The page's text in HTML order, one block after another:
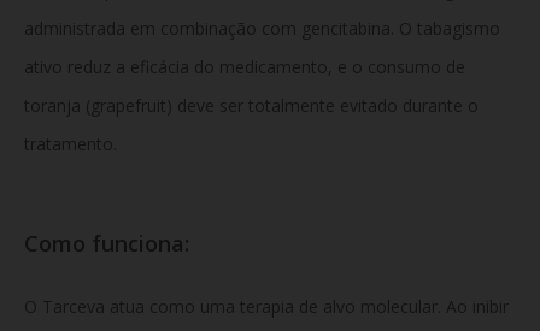
administrada em combinação com gencitabina. O tabagismo
ativo reduz a eficácia do medicamento, e o consumo de
toranja (grapefruit) deve ser totalmente evitado durante o
tratamento.
Como funciona:
O Tarceva atua como uma terapia de alvo molecular. Ao inibir